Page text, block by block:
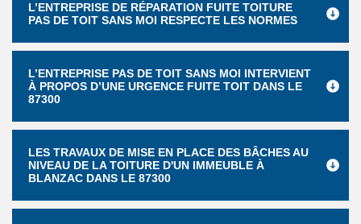
L’ENTREPRISE DE RÉPARATION FUITE TOITURE
PAS DE TOIT SANS MOI RESPECTE LES NORMES
L’ENTREPRISE PAS DE TOIT SANS MOI INTERVIENT
À PROPOS D’UNE URGENCE FUITE TOIT DANS LE
87300
LES TRAVAUX DE MISE EN PLACE DES BÂCHES AU
NIVEAU DE LA TOITURE D'UN IMMEUBLE À
BLANZAC DANS LE 87300